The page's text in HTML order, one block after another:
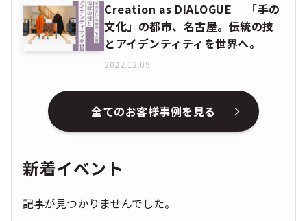
Creation as DIALOGUE │「手の
文化」の都市、名古屋。伝統の技
とアイデンティティを世界へ。
2022.12.09
全てのお客様事例を見る
新着イベント
記事が見つかりませんでした。